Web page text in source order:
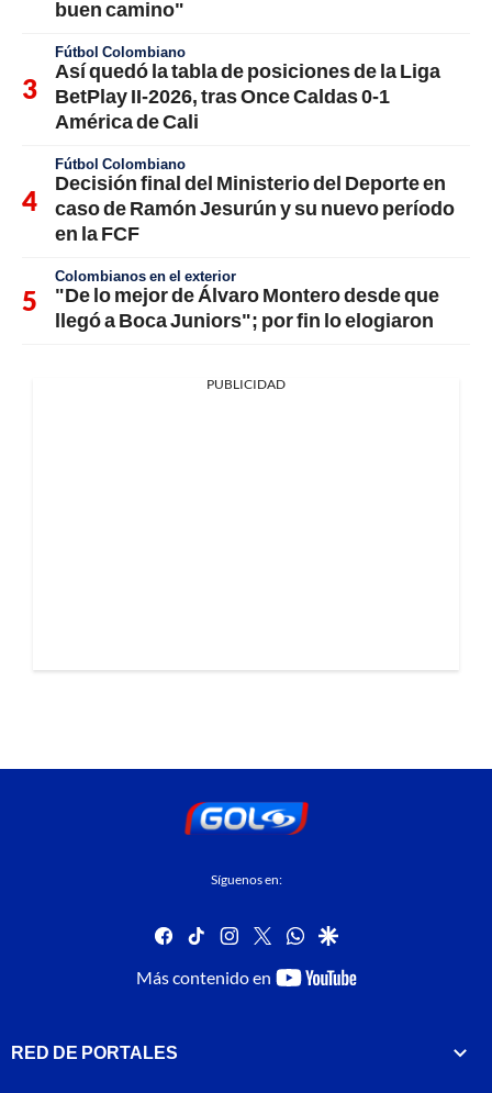
buen camino"
Fútbol Colombiano
Así quedó la tabla de posiciones de la Liga
BetPlay II-2026, tras Once Caldas 0-1
América de Cali
Fútbol Colombiano
Decisión final del Ministerio del Deporte en
caso de Ramón Jesurún y su nuevo período
en la FCF
Colombianos en el exterior
"De lo mejor de Álvaro Montero desde que
llegó a Boca Juniors"; por fin lo elogiaron
PUBLICIDAD
Síguenos en:
facebook
tiktok instagram
twitterwhatsapp
google
Más contenido en
youtube-
RED DE PORTALES